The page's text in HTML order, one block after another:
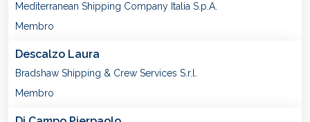
Mediterranean Shipping Company Italia S.p.A.
Membro
Descalzo Laura
Bradshaw Shipping & Crew Services S.r.l.
Membro